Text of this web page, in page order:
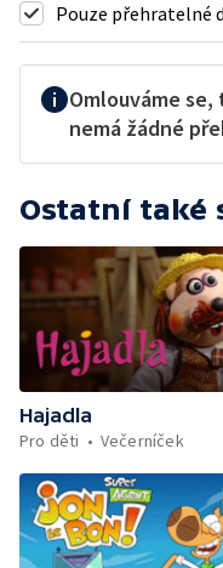
Pouze přehratelné
Omlouváme
nemá žádné
Ostatní také
Hajadla
Pro děti
Večerníček